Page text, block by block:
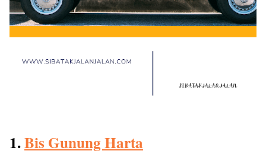
1.Bis Gunung Harta